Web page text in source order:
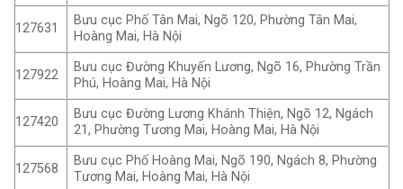
127631
Bưu cục Phố Tân Mai, Ngõ 120, Phường Tân Mai,
Hoàng Mai, Hà Nội
127922
Bưu cục Đường Khuyến Lương, Ngõ 16, Phường Trần
Phú, Hoàng Mai, Hà Nội
127420
Bưu cục Đường Lương Khánh Thiện, Ngõ 12, Ngách
21, Phường Tương Mai, Hoàng Mai, Hà Nội
127568
Bưu cục Phố Hoàng Mai, Ngõ 190, Ngách 8, Phường
Tương Mai, Hoàng Mai, Hà Nội